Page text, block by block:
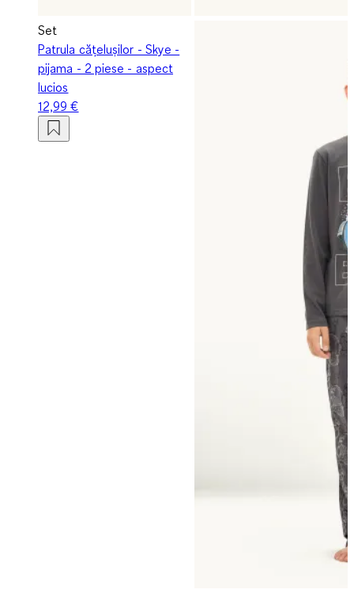
Set
Patrula cățelușilor - Skye -
pijama - 2 piese - aspect
lucios
12,99 €